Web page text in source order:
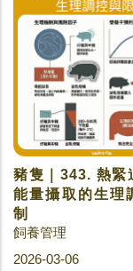
豬隻｜343. 熱緊
能量攝取的生理
制
飼養管理
2026-03-06